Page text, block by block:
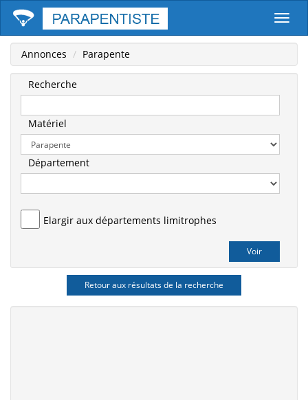
Annonces Parapente
Recherche
Matériel
Département
Elargir aux départements limitrophes
Retour aux résultats de la recherche